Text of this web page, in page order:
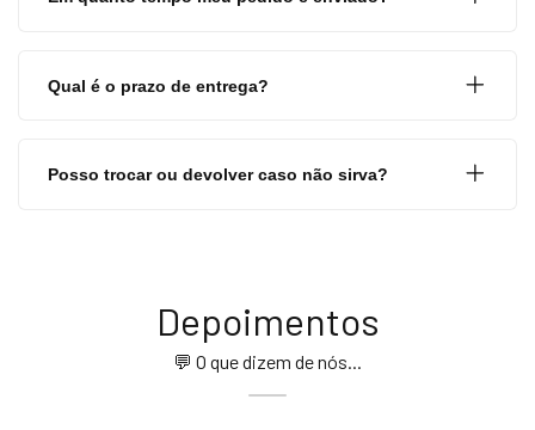
Qual é o prazo de entrega?
Posso trocar ou devolver caso não sirva?
Depoimentos
💬 O que dizem de nós...